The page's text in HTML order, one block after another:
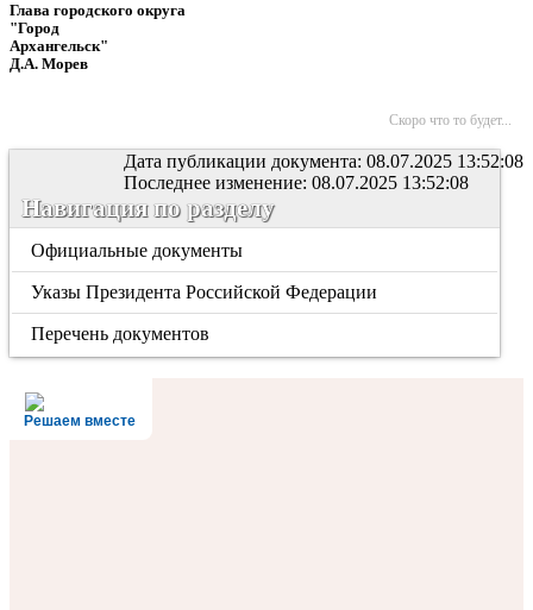
Глава городского округа
"Город
Архангельск"
Д.А. Морев
Скоро что то будет...
Дата публикации документа: 08.07.2025 13:52:08
Последнее изменение: 08.07.2025 13:52:08
Навигация по разделу
Официальные документы
Указы Президента Российской Федерации
Перечень документов
Решаем вместе